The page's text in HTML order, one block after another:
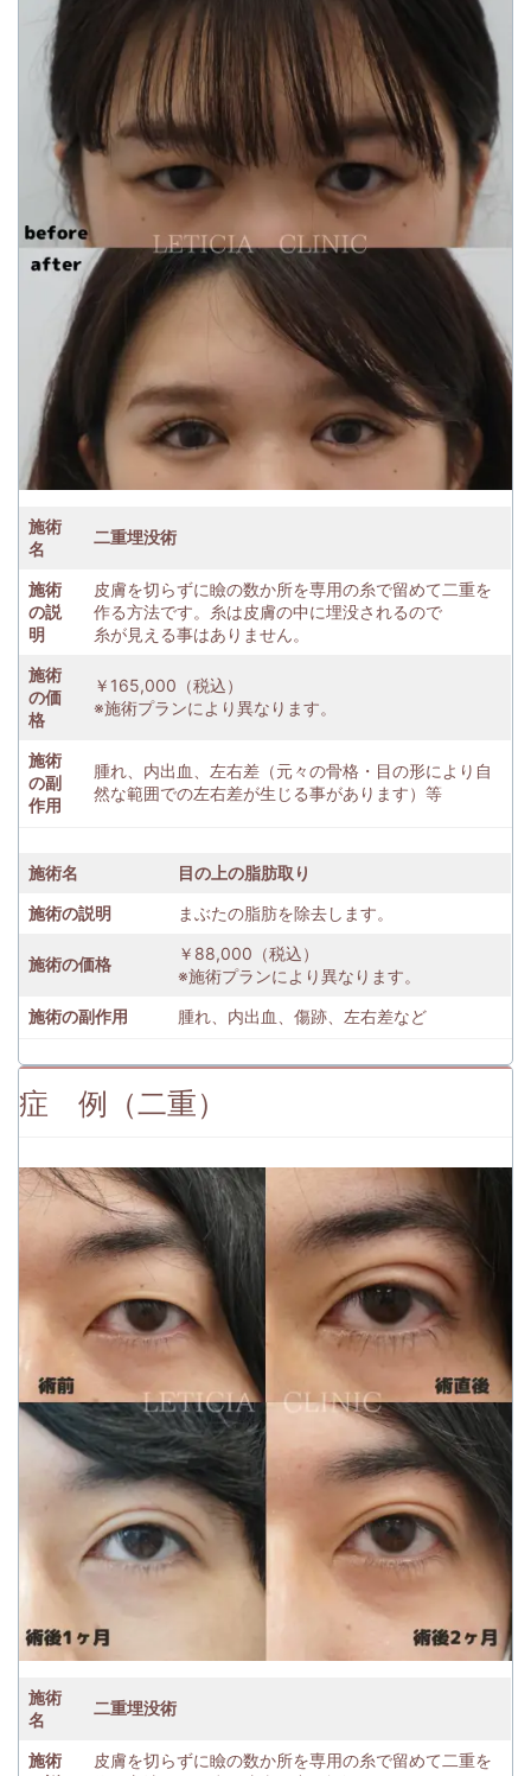
施術
名
二重埋没術
施術
の説
明
皮膚を切らずに瞼の数か所を専用の糸で留めて二重を
作る方法です。糸は皮膚の中に埋没されるので
糸が見える事はありません。
施術
の価
格
￥165,000（税込）
※施術プランにより異なります。
施術
の副
作用
腫れ、内出血、左右差（元々の骨格・目の形により自
然な範囲での左右差が生じる事があります）等
施術名
目の上の脂肪取り
施術の説明
まぶたの脂肪を除去します。
施術の価格
￥88,000（税込）
※施術プランにより異なります。
施術の副作用
腫れ、内出血、傷跡、左右差など
症 例（二重）
施術
名
二重埋没術
施術
皮膚を切らずに瞼の数か所を専用の糸で留めて二重を